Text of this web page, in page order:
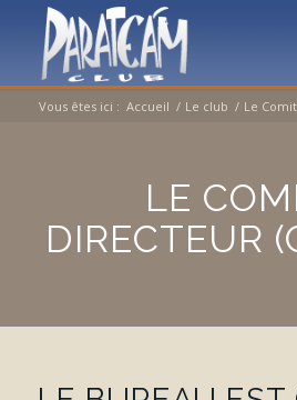
Vous êtes ici : Accueil / Le club / Le
LE
DIRECTEUR